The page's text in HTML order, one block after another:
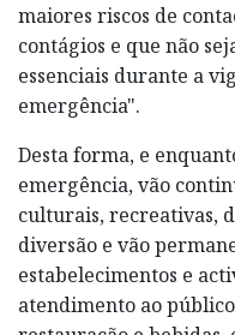
maiores riscos de
contágios e que não
essenciais durante a
emergência".
Desta forma, e
emergência, vão
culturais, recreativas,
diversão e vão
estabelecimentos e
atendimento ao